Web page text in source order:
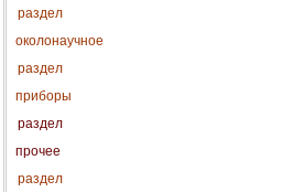
раздел
околонаучное
раздел
приборы
раздел
прочее
раздел